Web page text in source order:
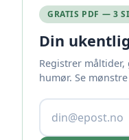
GRATIS PDF — 3
Din
Registrer
humør. Se